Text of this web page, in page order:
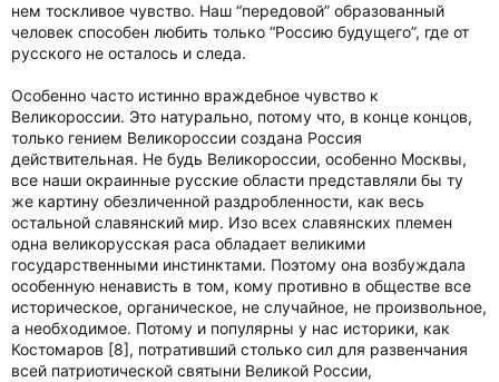
нем тоскливое чувство. Наш “передовой” образованный
человек способен любить только “Россию будущего”, где от
русского не осталось и следа.
Особенно часто истинно враждебное чувство к
Великороссии. Это натурально, потому что, в конце концов,
только гением Великороссии создана Россия
действительная. Не будь Великороссии, особенно Москвы,
все наши окраинные русские области представляли бы ту
же картину обезличенной раздробленности, как весь
остальной славянский мир. Изо всех славянских племен
одна великорусская раса обладает великими
государственными инстинктами. Поэтому она возбуждала
особенную ненависть в том, кому противно в обществе все
историческое, органическое, не случайное, не произвольное,
а необходимое. Потому и популярны у нас историки, как
Костомаров [8], потративший столько сил для развенчания
всей патриотической святыни Великой России,